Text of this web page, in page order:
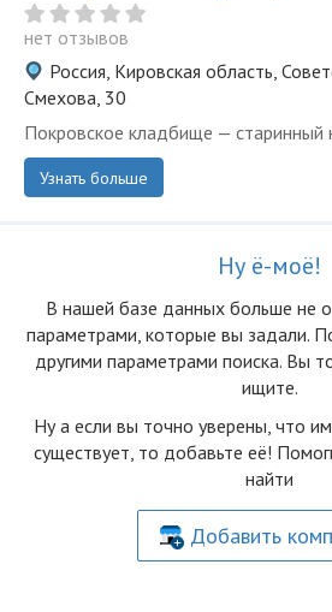
нет отзывов
Россия, Кировская область,
Смехова, 30
Покровское кладбище — старинный
Узнать больше
Ну ё-моё!
В нашей базе данных больше не
параметрами, которые вы задали.
другими параметрами поиска. Вы
ищите.
Ну а если вы точно уверены, что
существует, то добавьте её!
найти
Добавить